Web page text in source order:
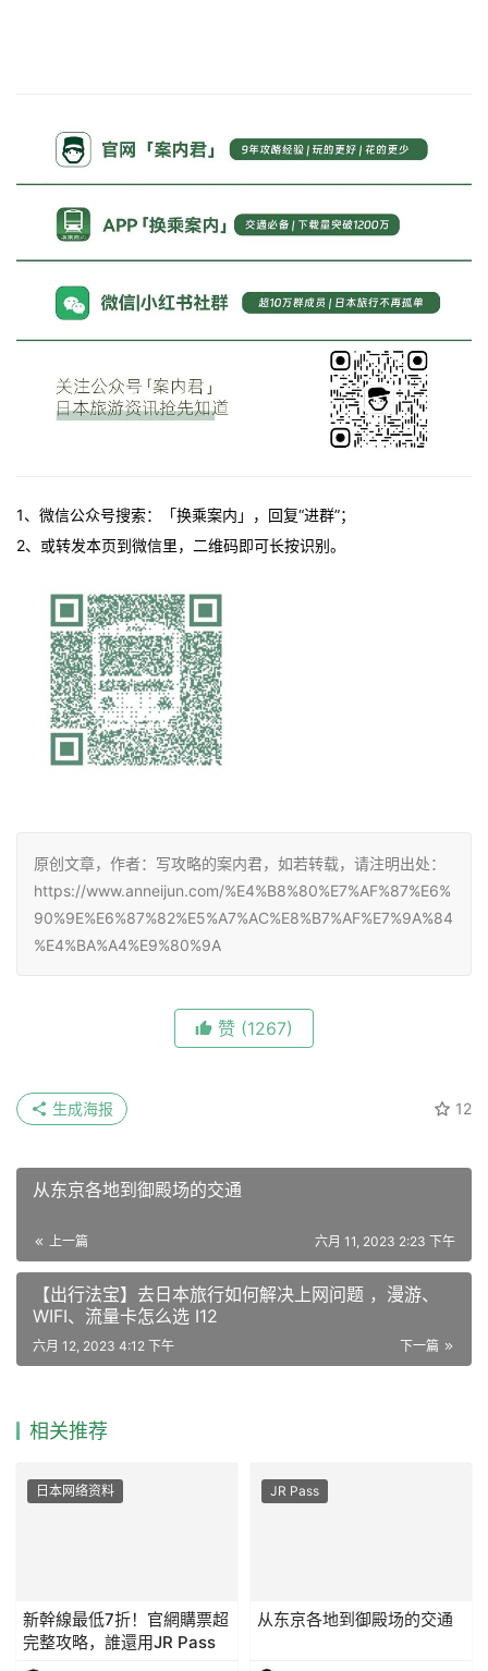
1、微信公众号搜索：「换乘案内」，回复“进群”；
2、或转发本页到微信里，二维码即可长按识别。
原创文章，作者：写攻略的案内君，如若转载，请注明出处：
https://www.anneijun.com/%E4%B8%80%E7%AF%87%E6%
90%9E%E6%87%82%E5%A7%AC%E8%B7%AF%E7%9A%84
%E4%BA%A4%E9%80%9A
赞 (1267)
12
生成海报
从东京各地到御殿场的交通
上一篇 六月 11, 2023 2:23 下午
【出行法宝】去日本旅行如何解决上网问题 ，漫游、
WIFI、流量卡怎么选 I12
下一篇
六月 12, 2023 4:12 下午
相关推荐
日本网络资料
新幹線最低7折！官網購票超
完整攻略，誰還用JR Pass
JR Pass
从东京各地到御殿场的交通